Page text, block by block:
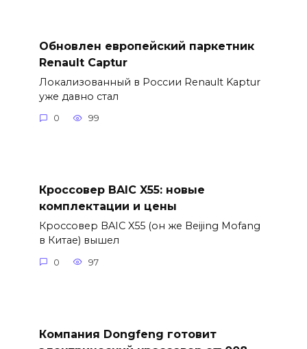
Обновлен европейский паркетник
Renault Captur
Локализованный в России Renault Kaptur
уже давно стал
0 99
Кроссовер BAIC X55: новые
комплектации и цены
Кроссовер BAIC X55 (он же Beijing Mofang
в Китае) вышел
0 97
Компания Dongfeng готовит